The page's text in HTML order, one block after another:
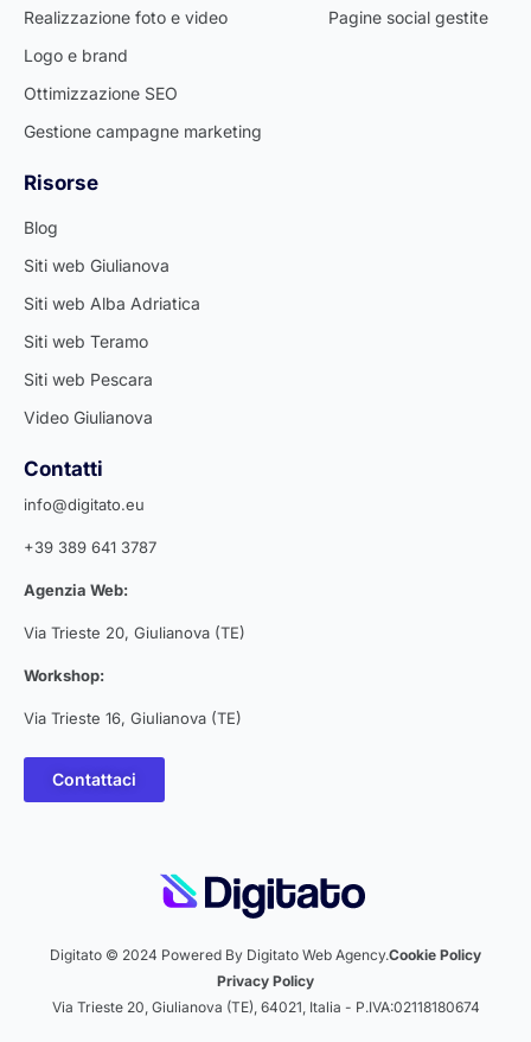
Realizzazione foto e video
Logo e brand
Ottimizzazione SEO
Gestione campagne marketing
Pagine social gestite
Risorse
Blog
Siti web Giulianova
Siti web Alba Adriatica
Siti web Teramo
Siti web Pescara
Video Giulianova
Contatti
info@digitato.eu
+39 389 641 3787
Agenzia Web:
Via Trieste 20, Giulianova (TE)
Workshop:
Via Trieste 16, Giulianova (TE)
Contattaci
Digitato © 2024 Powered By Digitato Web Agency.Cookie Policy
Privacy Policy
Via Trieste 20, Giulianova (TE), 64021, Italia - P.IVA:02118180674